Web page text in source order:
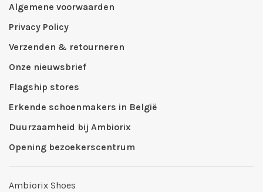
Algemene voorwaarden
Privacy Policy
Verzenden & retourneren
Onze nieuwsbrief
Flagship stores
Erkende schoenmakers in België
Duurzaamheid bij Ambiorix
Opening bezoekerscentrum
Ambiorix Shoes